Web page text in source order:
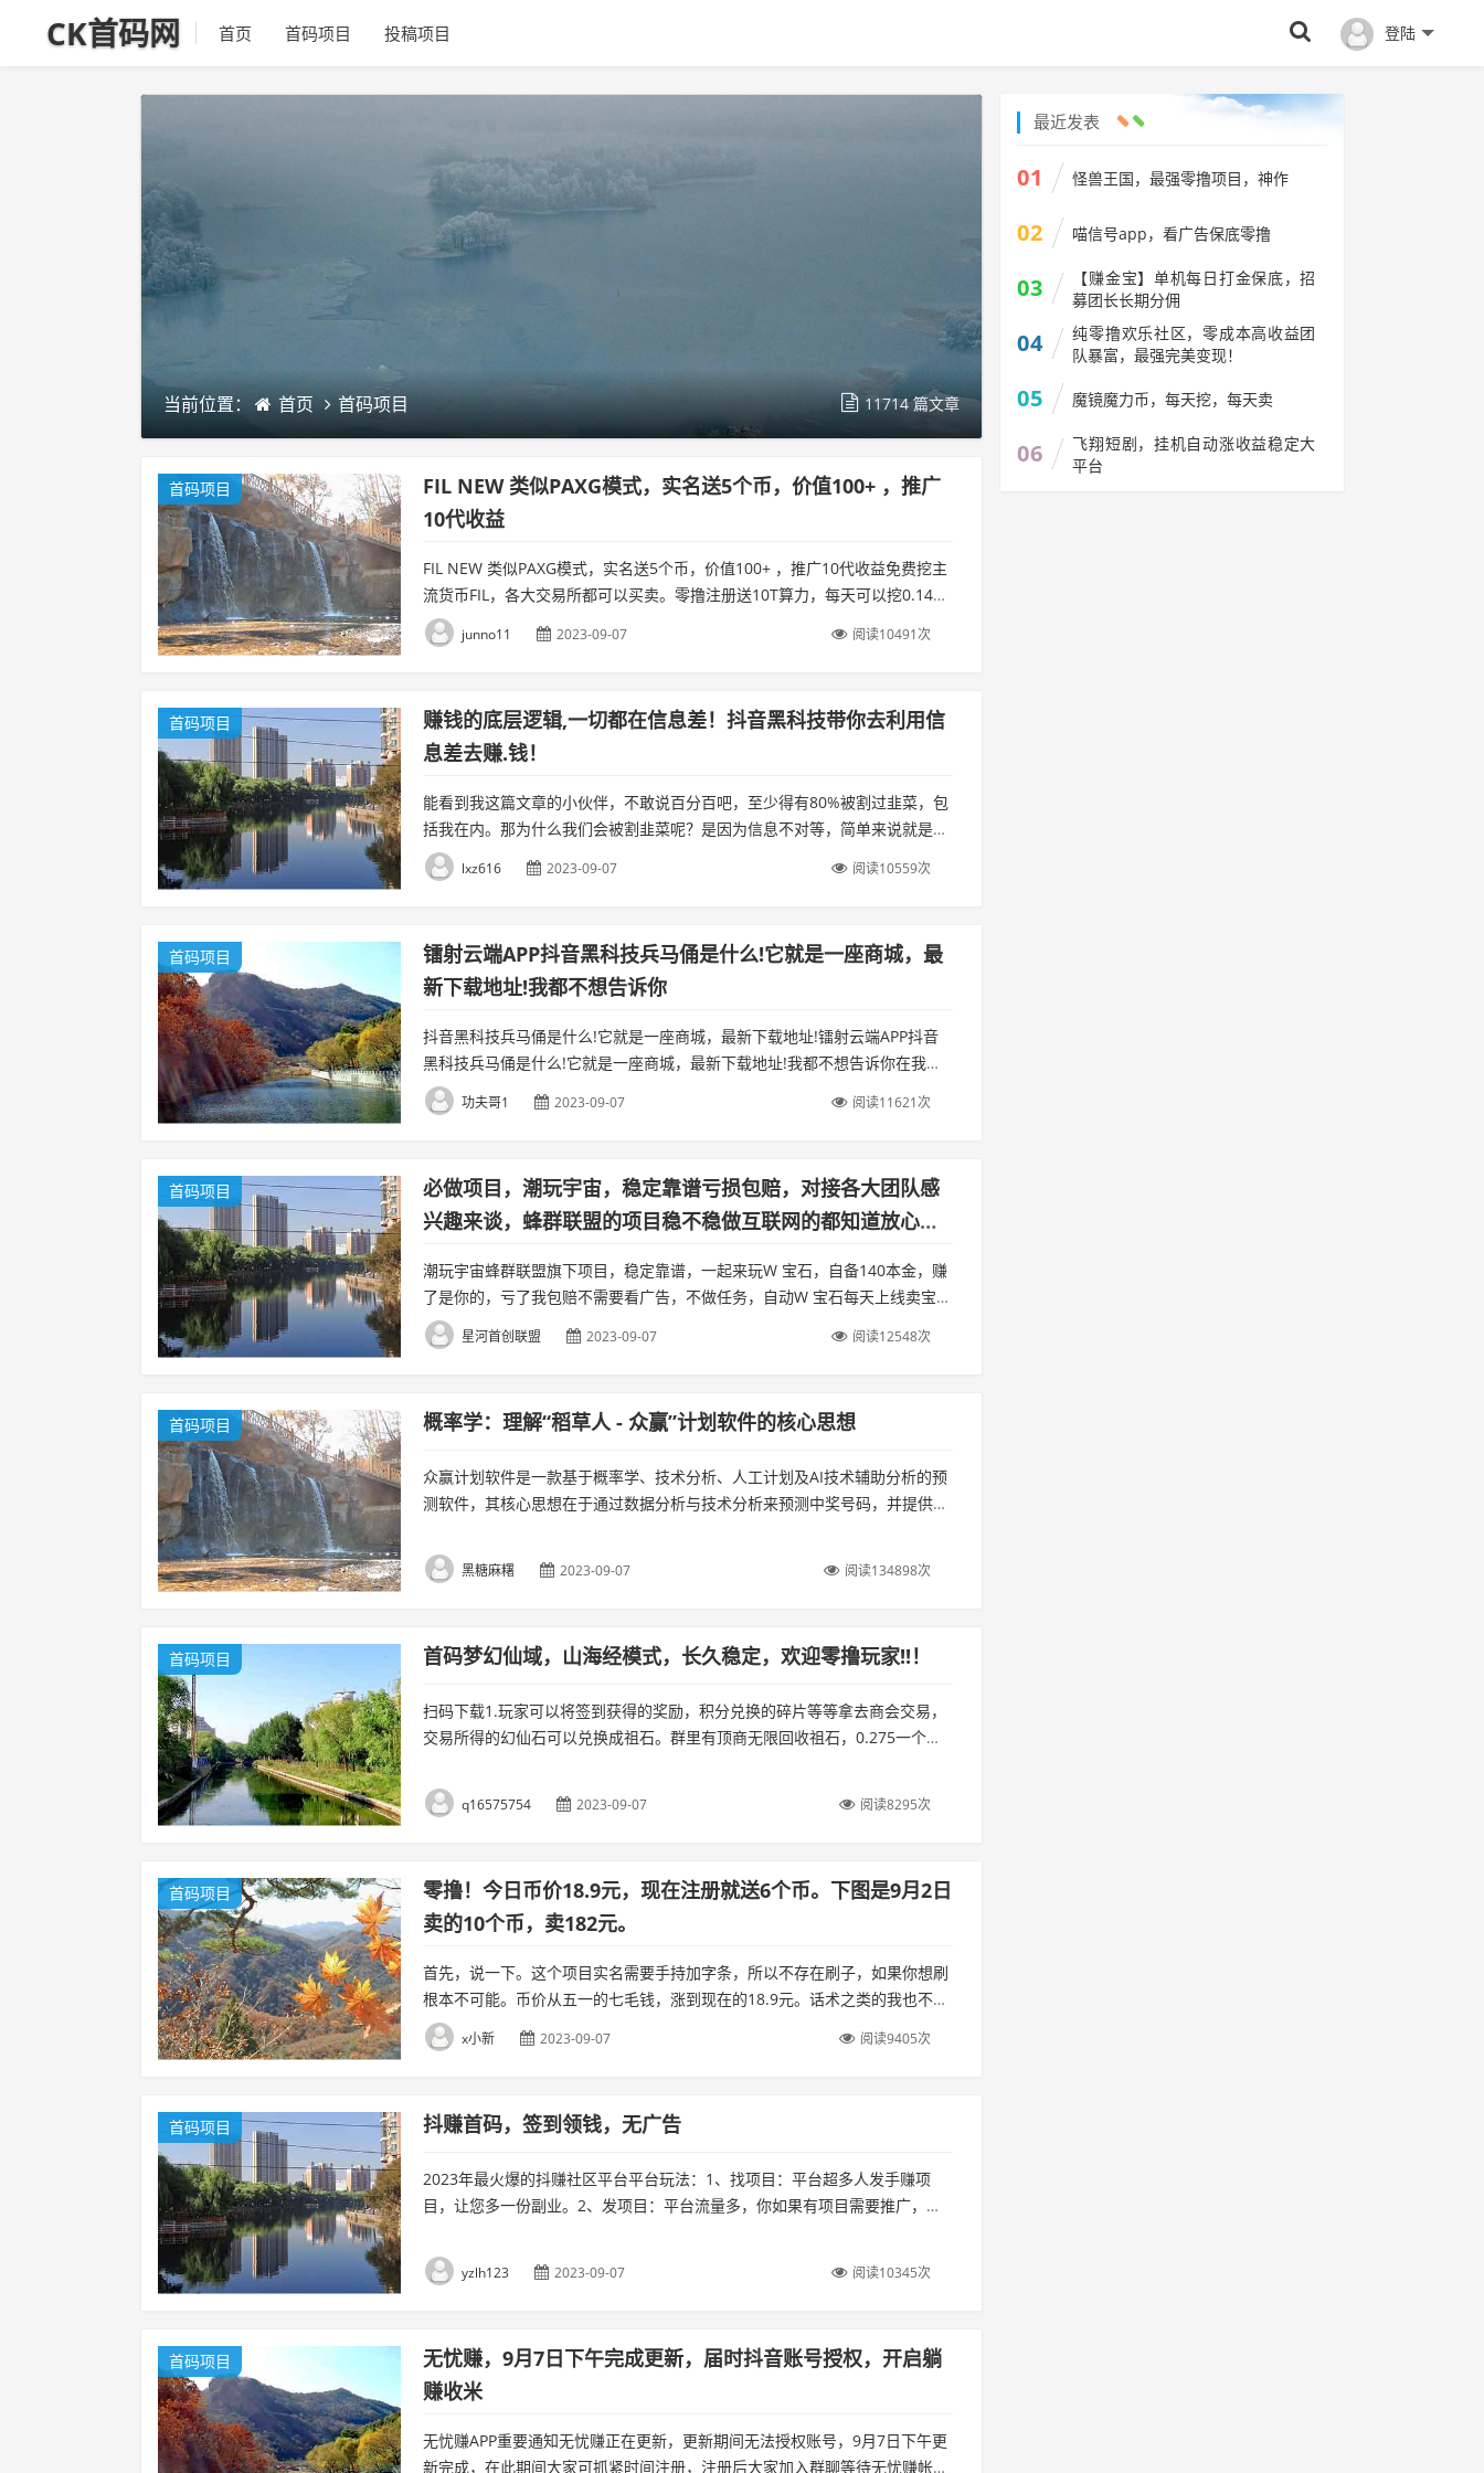
CK首码网 登陆
首页 首码项目 投稿项目
当前位置： 首页 首码项目 11714 篇文章
首码项目
FIL NEW 类似PAXG模式，实名送5个币，价值100+ ，推广
10代收益
FIL NEW 类似PAXG模式，实名送5个币，价值100+ ，推广10代收益免费挖主
流货币FIL，各大交易所都可以买卖。零撸注册送10T算力，每天可以挖0.14个
左右，交易所3.4u一个，价值25块钱。自带交易功能...
junno11 2023-09-07 阅读10491次
首码项目
赚钱的底层逻辑,一切都在信息差！抖音黑科技带你去利用信
息差去赚.钱！
能看到我这篇文章的小伙伴，不敢说百分百吧，至少得有80%被割过韭菜，包
括我在内。那为什么我们会被割韭菜呢？是因为信息不对等，简单来说就是，
他知道的，咱不知道，他懂的，咱不懂。他会的，咱不会。专业术语叫“信息
差”网上流...
lxz616 2023-09-07 阅读10559次
首码项目
镭射云端APP抖音黑科技兵马俑是什么!它就是一座商城，最
新下载地址!我都不想告诉你
抖音黑科技兵马俑是什么!它就是一座商城，最新下载地址!镭射云端APP抖音
黑科技兵马俑是什么!它就是一座商城，最新下载地址!我都不想告诉你在我团
队，只需要499直接给你开999的最高合伙人，更有价值2000十的豪礼相送...
功夫哥1 2023-09-07 阅读11621次
首码项目
必做项目，潮玩宇宙，稳定靠谱亏损包赔，对接各大团队感
兴趣来谈，蜂群联盟的项目稳不稳做互联网的都知道放心
潮玩宇宙蜂群联盟旗下项目，稳定靠谱，一起来玩W 宝石，自备140本金，赚
了是你的，亏了我包赔不需要看广告，不做任务，自动W 宝石每天上线卖宝
石，拿钱💰即可.蜂群的项目，放心干，潮玩宇宙即将火爆全网跟我合作过得兄
弟姐妹...
星河首创联盟 2023-09-07 阅读12548次
首码项目 概率学：理解“稻草人 - 众赢”计划软件的核心思想
众赢计划软件是一款基于概率学、技术分析、人工计划及AI技术辅助分析的预
测软件，其核心思想在于通过数据分析与技术分析来预测中奖号码，并提供多
件采用大...
黑糖麻糬 2023-09-07 阅读134898次
首码项目 首码梦幻仙域，山海经模式，长久稳定，欢迎零撸玩家!!！
扫码下载1.玩家可以将签到获得的奖励，积分兑换的碎片等等拿去商会交易，
交易所得的幻仙石可以兑换成祖石。群里有顶商无限回收祖石，0.275一个。
元...
q16575754 2023-09-07 阅读8295次
首码项目
零撸！今日币价18.9元，现在注册就送6个币。下图是9月2日
卖的10个币，卖182元。
首先，说一下。这个项目实名需要手持加字条，所以不存在刷子，如果你想刷
根本不可能。币价从五一的七毛钱，涨到现在的18.9元。话术之类的我也不
说，想先看看的，可以注册后加我V，我拉你进群，先去群里看看关于币的信
息，在决定...
x小新 2023-09-07 阅读9405次
首码项目 抖赚首码，签到领钱，无广告
2023年最火爆的抖赚社区平台平台玩法：1、找项目：平台超多人发手赚项
目，让您多一份副业。2、发项目：平台流量多，你如果有项目需要推广，需
元/人...
yzlh123 2023-09-07 阅读10345次
首码项目
无忧赚，9月7日下午完成更新，届时抖音账号授权，开启躺
赚收米
无忧赚APP重要通知无忧赚正在更新，更新期间无法授权账号，9月7日下午更
新完成，在此期间大家可抓紧时间注册，注册后大家加入群聊等待无忧赚帐号
最近发表
01 怪兽王国，最强零撸项目，神作
02 喵信号app，看广告保底零撸
03
【赚金宝】单机每日打金保底，招
募团长长期分佣
04
纯零撸欢乐社区，零成本高收益团
队暴富，最强完美变现！
05 魔镜魔力币，每天挖，每天卖
06
飞翔短剧，挂机自动涨收益稳定大
平台